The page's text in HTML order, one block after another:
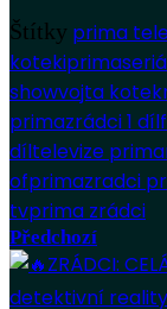
Štítky prima
kotekiprima
showvojta kotek
primazrádci 1 díl
díltelevize prima
ofprimazradci
tvprima zrádci
Předchozí